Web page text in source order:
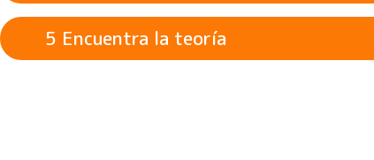
Enfoque diferente dependiendo de la
sensacionalista, un periódico serio, un
La información cambia con el tiempo
5 Encuentra la teoría